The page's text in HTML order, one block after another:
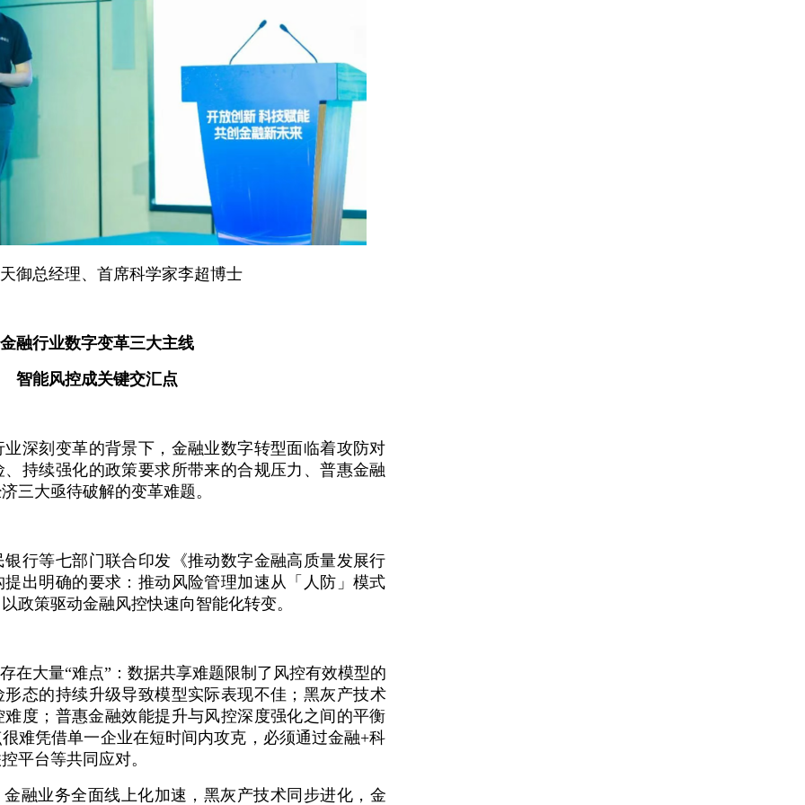
御总经理、首席科学家李超博士
金融行业数字变革三大主线
智能风控成关键交汇点
深刻变革的背景下，金融业数字转型面临着攻防对
持续强化的政策要求所带来的合规压力、普惠金融
三大亟待破解的变革难题。
行等七部门联合印发《推动数字金融高质量发展行
出明确的要求：推动风险管理加速从「人防」模式
政策驱动金融风控快速向智能化转变。
在大量“难点”：数据共享难题限制了风控有效模型的
态的持续升级导致模型实际表现不佳；黑灰产技术
度；普惠金融效能提升与风控深度强化之间的平衡
难凭借单一企业在短时间内攻克，必须通过金融+科
平台等共同应对。
融业务全面线上化加速，黑灰产技术同步进化，金